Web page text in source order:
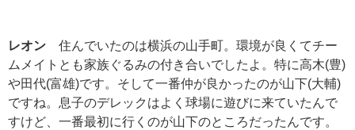
レオン 住んでいたのは横浜の山手町。環境が良くてチー
ムメイトとも家族ぐるみの付き合いでしたよ。特に高木(豊)
や田代(富雄)です。そして一番仲が良かったのが山下(大輔)
ですね。息子のデレックはよく球場に遊びに来ていたんで
すけど、一番最初に行くのが山下のところだったんです。